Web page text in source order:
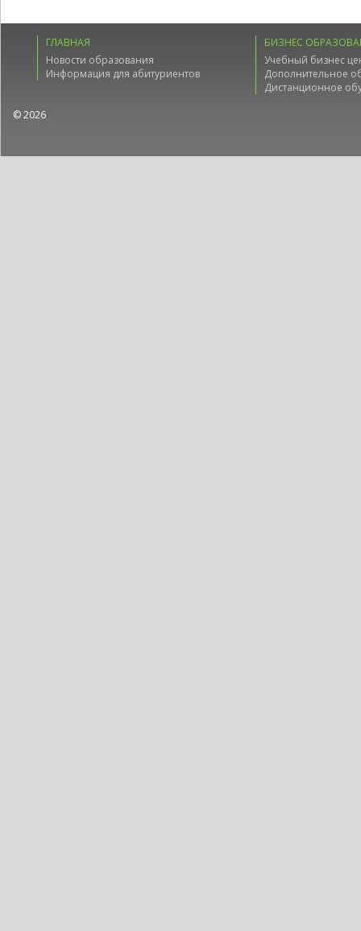
ГЛАВНАЯ
Новости образования
Информация для абитуриентов
БИЗНЕС
Учебный бизнес
Дополнительное
Дистанционное
© 2026